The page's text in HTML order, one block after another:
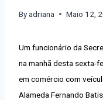
Byadriana Maio 12,
Um funcionário da
na manhã desta sexta-
em comércio com
Alameda Fernando